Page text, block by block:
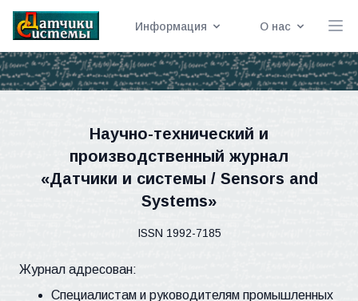
Информация О нас
Научно-технический и
производственный журнал
«Датчики и системы / Sensors and
Systems»
ISSN 1992-7185
Журнал адресован:
Специалистам и руководителям промышленных